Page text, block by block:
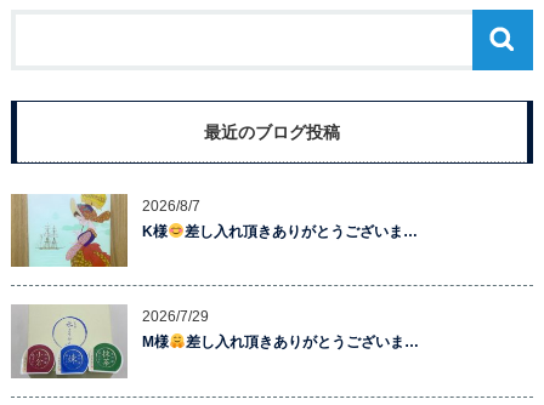
最近のブログ投稿
2026/8/7
K様
差し入れ頂きありがとうございま…
2026/7/29
M様
差し入れ頂きありがとうございま…